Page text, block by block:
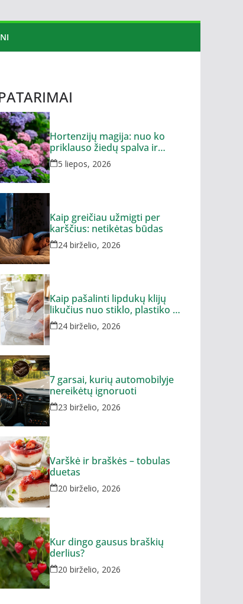
Hortenzijų magija: nuo ko
priklauso žiedų spalva ir
dydis?
5 liepos, 2026
Kaip greičiau užmigti per
karščius: netikėtas būdas
24 birželio, 2026
Kaip pašalinti lipdukų klijų
likučius nuo stiklo, plastiko ar
metalo
24 birželio, 2026
7 garsai, kurių automobilyje
nereikėtų ignoruoti
23 birželio, 2026
Varškė ir braškės – tobulas
duetas
20 birželio, 2026
Kur dingo gausus braškių
derlius?
20 birželio, 2026